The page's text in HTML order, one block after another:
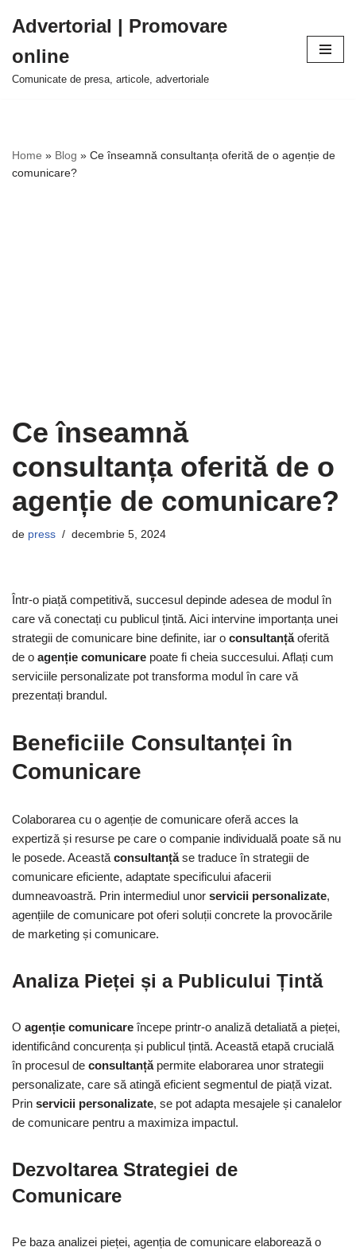
la
conținut
Advertorial | Promovare
online
Comunicate de presa, articole, advertoriale
Home » Blog » Ce înseamnă consultanța oferită de o agenție de
comunicare?
Ce înseamnă
consultanța oferită de o
agenție de comunicare?
de press decembrie 5, 2024
Într-o piață competitivă, succesul depinde adesea de modul în
care vă conectați cu publicul țintă. Aici intervine importanța unei
strategii de comunicare bine definite, iar o consultanțăoferită
de o agenție comunicare poate fi cheia succesului. Aflați cum
serviciile personalizate pot transforma modul în care vă
prezentați brandul.
Beneficiile Consultanței în
Comunicare
Colaborarea cu o agenție de comunicare oferă acces la
expertiză și resurse pe care o companie individuală poate să nu
le posede. Această consultanțăse traduce în strategii de
comunicare eficiente, adaptate specificului afacerii
dumneavoastră. Prin intermediul unor servicii personalizate,
agențiile de comunicare pot oferi soluții concrete la provocările
de marketing și comunicare.
Analiza Pieței și a Publicului Țintă
O agenție comunicare începe printr-o analiză detaliată a pieței,
identificând concurența și publicul țintă. Această etapă crucială
în procesul de consultanțăpermite elaborarea unor strategii
personalizate, care să atingă eficient segmentul de piață vizat.
Prin servicii personalizate, se pot adapta mesajele și canalelor
de comunicare pentru a maximiza impactul.
Dezvoltarea Strategiei de
Comunicare
Pe baza analizei pieței, agenția de comunicare elaborează o